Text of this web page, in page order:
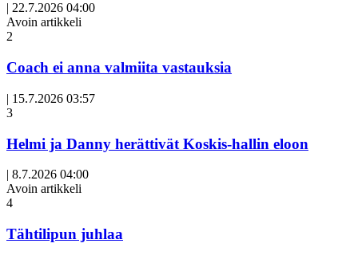
| 22.7.2026 04:00
Avoin artikkeli
2
Coach ei anna valmiita vastauksia
| 15.7.2026 03:57
3
Helmi ja Danny herättivät Koskis-hallin eloon
| 8.7.2026 04:00
Avoin artikkeli
4
Tähtilipun juhlaa